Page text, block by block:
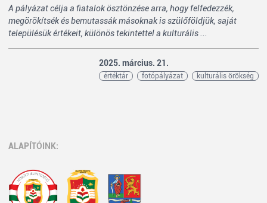
A pályázat célja a fiatalok ösztönzése arra, hogy felfedezzék,
megörökítsék és bemutassák másoknak is szülőföldjük, saját
településük értékeit, különös tekintettel a kulturális ...
2025. március. 21.
értéktár fotópályázat kulturális örökség
ALAPÍTÓINK: